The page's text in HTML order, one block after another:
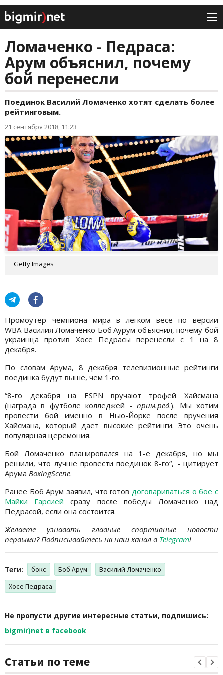
Ломаченко - Педраса:
Арум объяснил, почему
бой перенесли
Поединок Василий Ломаченко хотят сделать более
рейтинговым.
21 сентября 2018, 11:23
Getty Images
Промоутер чемпиона мира в легком весе по версии
WBA Василия Ломаченко Боб Аурум объяснил, почему бой
украинца против Хосе Педрасы перенесли с 1 на 8
декабря.
По словам Арума, 8 декабря телевизионные рейтинги
поединка будут выше, чем 1-го.
“8-го декабря на ESPN вручают трофей Хайсмана
(награда в футболе колледжей -прим.ред.). Мы хотим
провести бой именно в Нью-Йорке после вручения
Хайсмана, который дает высокие рейтинги. Это очень
популярная церемония.
Бой Ломаченко планировался на 1-е декабря, но мы
решили, что лучше провести поединок 8-го“, - цитирует
Арума BoxingScene.
Ранее Боб Арум заявил, что готов договариваться о бое с
Майки Гарсией сразу после победы Ломаченко над
Педрасой, если она состоится.
Желаете узнавать главные спортивные новости
первыми? Подписывайтесь на наш канал в Telegram!
Теги: бокс Боб Арум
Василий Ломаченко
Хосе Педраса
Не пропусти другие интересные статьи, подпишись:
bigmir)net в facebook
Статьи по теме